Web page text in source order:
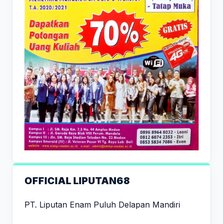
OFFICIAL LIPUTAN68
PT. Liputan Enam Puluh Delapan Mandiri